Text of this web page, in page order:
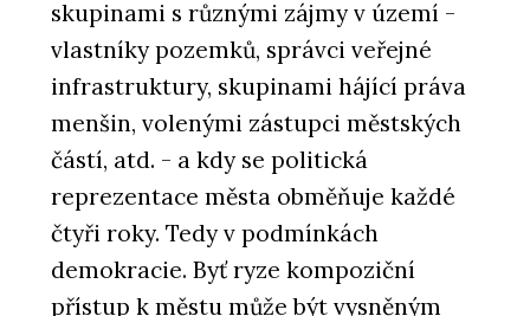
skupinami s různými zájmy v území -
vlastníky pozemků, správci veřejné
infrastruktury, skupinami hájící práva
menšin, volenými zástupci městských
částí, atd. - a kdy se politická
reprezentace města obměňuje každé
čtyři roky. Tedy v podmínkách
demokracie. Byť ryze kompoziční
přístup k městu může být vysněným